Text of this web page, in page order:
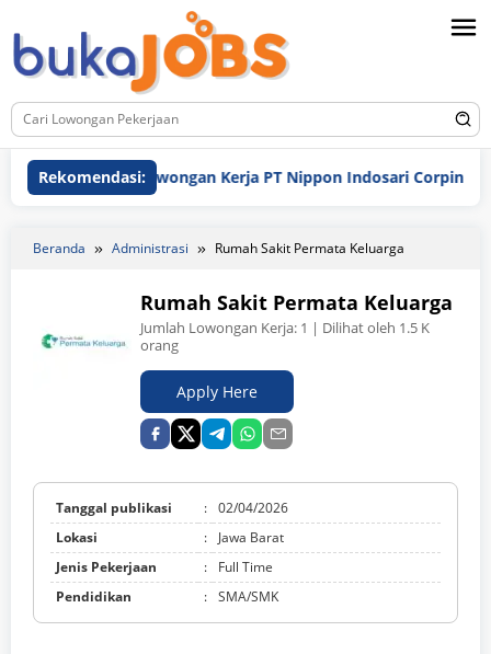
ke
konten
Rekomendasi:
Lowongan Kerja PT Nippon Indosari Corpindo Tbk.
Beranda Administrasi Rumah Sakit Permata Keluarga
Rumah Sakit Permata Keluarga
Jumlah Lowongan Kerja: 1 | Dilihat oleh 1.5 K
orang
Apply Here
Tanggal publikasi : 02/04/2026
Lokasi
:
Jawa Barat
Jenis Pekerjaan
:
Full Time
Pendidikan
: SMA/SMK